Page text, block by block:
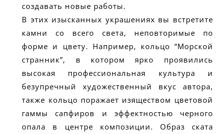
создавать новые работы.
В этих изысканных украшениях вы встретите
камни со всего света, неповторимые по
форме и цвету. Например, кольцо “Морской
странник”, в котором ярко проявились
высокая профессиональная культура и
безупречный художественный вкус автора,
также кольцо поражает изяществом цветовой
гаммы сапфиров и эффектностью черного
опала в центре композиции. Образ ската